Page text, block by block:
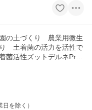
の土づくり 農業用微生
土着菌の活力を活性で
活性ズットデルネPro
を除く）